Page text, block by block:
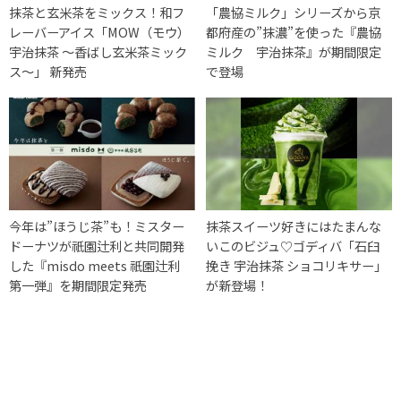
抹茶と玄米茶をミックス！和フ
レーバーアイス「MOW（モウ）
宇治抹茶 ～香ばし玄米茶ミック
ス～」 新発売
「農協ミルク」シリーズから京
都府産の”抹濃”を使った『農協
ミルク 宇治抹茶』が期間限定
で登場
今年は”ほうじ茶”も！ミスター
ドーナツが祇園辻利と共同開発
した『misdo meets 祇園辻利
第一弾』を期間限定発売
抹茶スイーツ好きにはたまんな
いこのビジュ♡ゴディバ「石臼
挽き 宇治抹茶 ショコリキサー」
が新登場！